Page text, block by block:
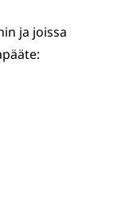
ja joissa